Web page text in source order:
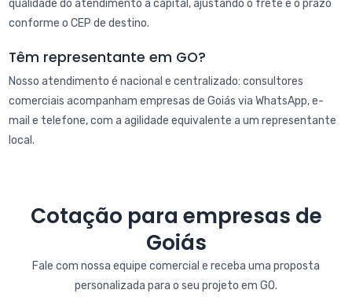
qualidade do atendimento à capital, ajustando o frete e o prazo
conforme o CEP de destino.
Têm representante em GO?
Nosso atendimento é nacional e centralizado: consultores
comerciais acompanham empresas de Goiás via WhatsApp, e-
mail e telefone, com a agilidade equivalente a um representante
local.
Cotação para empresas de
Goiás
Fale com nossa equipe comercial e receba uma proposta
personalizada para o seu projeto em GO.